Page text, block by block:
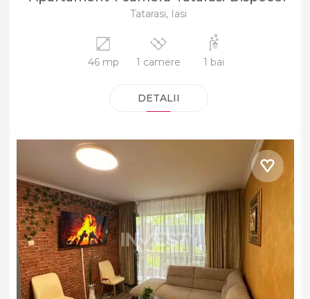
Tatarasi, Iasi
46 mp 1 camere 1 bai
DETALII